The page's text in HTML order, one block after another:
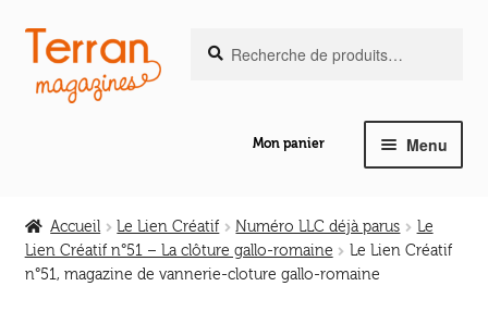
Aller
la
Aller
au
contenu
pour :
Mon panier Menu
le
menu
Abeilles en liberté
Accueil Le Lien Créatif Numéro LLC déjà parus
Le
Lien Créatif n°51 – La clôture gallo-romaine
Le Lien Créatif
n°51, magazine de vannerie-cloture gallo-romaine